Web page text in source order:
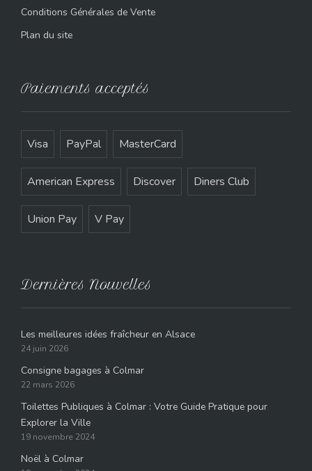
Conditions Générales de Vente
Plan du site
Paiements acceptés
Visa PayPal MasterCard
American Express Discover Diners Club
Union Pay V Pay
Dernières Nouvelles
Les meilleures idées fraîcheur en Alsace
24 juin 2026
Consigne bagages à Colmar
22 mars 2026
Toilettes Publiques à Colmar : Votre Guide Pratique pour
Explorer la Ville
19 novembre 2024
Noël à Colmar